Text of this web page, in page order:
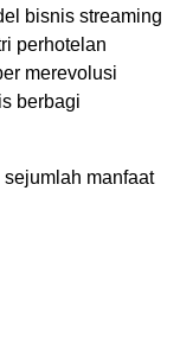
bisnis streaming
perhotelan
merevolusi
berbagi
manfaat